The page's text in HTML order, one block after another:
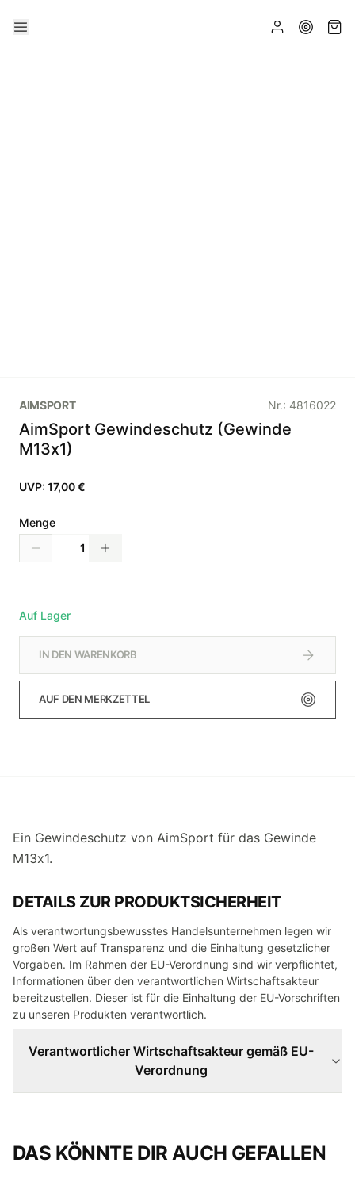
AIMSPORT Nr.: 4816022
AimSport Gewindeschutz (Gewinde
M13x1)
UVP: 17,00 €
Menge
Auf Lager
IN DEN WARENKORB
AUF DEN MERKZETTEL
Ein Gewindeschutz von AimSport für das Gewinde
M13x1.
DETAILS ZUR PRODUKTSICHERHEIT
Als verantwortungsbewusstes Handelsunternehmen legen wir
großen Wert auf Transparenz und die Einhaltung gesetzlicher
Vorgaben. Im Rahmen der EU-Verordnung sind wir verpflichtet,
Informationen über den verantwortlichen Wirtschaftsakteur
bereitzustellen. Dieser ist für die Einhaltung der EU-Vorschriften
zu unseren Produkten verantwortlich.
Verantwortlicher Wirtschaftsakteur gemäß EU-
Verordnung
DAS KÖNNTE DIR AUCH GEFALLEN